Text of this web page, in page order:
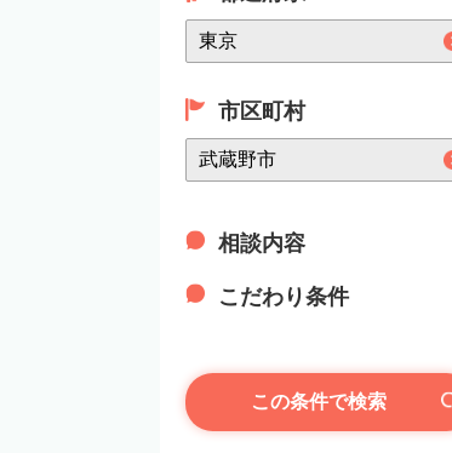
市区町村
相談内容
こだわり条件
この条件で検索